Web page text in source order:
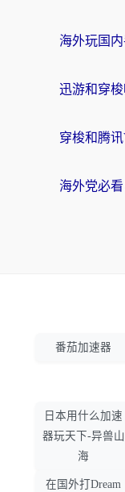
番茄加速器
日本用什么加速
器玩天下-异兽山
海
在国外打Dream